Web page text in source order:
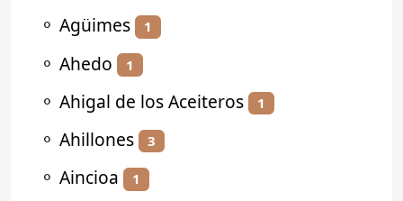
⚬ Agüimes 1
⚬ Ahedo 1
⚬ Ahigal de los Aceiteros 1
⚬ Ahillones 3
⚬ Aincioa 1